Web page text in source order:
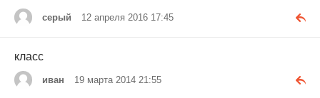
серый 12 апреля 2016 17:45
класс
иван 19 марта 2014 21:55